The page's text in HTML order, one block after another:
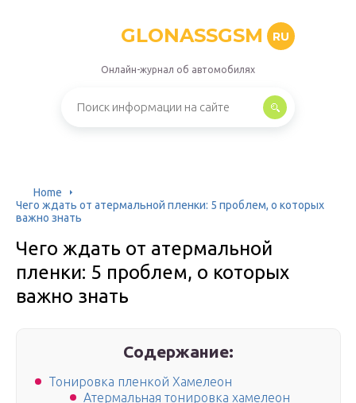
GLONASSGSM RU
Онлайн-журнал об автомобилях
Home
Чего ждать от атермальной пленки: 5 проблем, о которых
важно знать
Чего ждать от атермальной
пленки: 5 проблем, о которых
важно знать
Содержание:
Тонировка пленкой Хамелеон
Атермальная тонировка хамелеон